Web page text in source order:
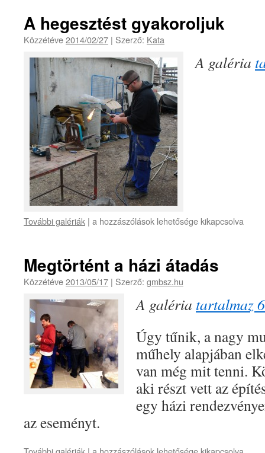
A hegesztést gyakoroljuk
Közzétéve2014/02/27 | Szerző: Kata
A galéria
További galériák | a hozzászólások lehetősége kikapcsolva
Megtörtént a házi átadás
Közzétéve2013/05/17 | Szerző: gmbsz.hu
A galéria tartalmaz
Úgy tűnik, a nagy
műhely alapjában
van még mit tenni.
aki részt vett az
egy házi
az eseményt.